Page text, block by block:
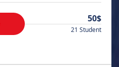
50$
21 Student